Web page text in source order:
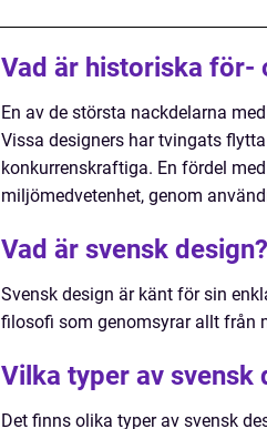
Vad är historiska för-
En av de största nackdelarna
Vissa designers har tvingats
konkurrenskraftiga. En fördel
miljömedvetenhet, genom
Vad är svensk design?
Svensk design är känt för sin
filosofi som genomsyrar allt från
Vilka typer av svensk
Det finns olika typer av svensk